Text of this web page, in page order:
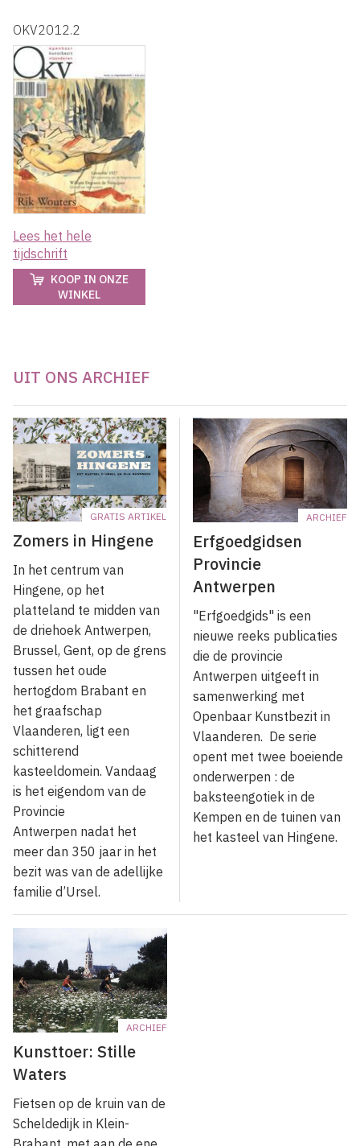
OKV2012.2
Lees het hele
tijdschrift
KOOP IN ONZE
WINKEL
UIT ONS ARCHIEF
GRATIS ARTIKEL
Zomers in Hingene
In het centrum van
Hingene, op het
platteland te midden van
de driehoek Antwerpen,
Brussel, Gent, op de grens
tussen het oude
hertogdom Brabant en
het graafschap
Vlaanderen, ligt een
schitterend
kasteeldomein. Vandaag
is het eigendom van de
Provincie
Antwerpen nadat het
meer dan 350 jaar in het
bezit was van de adellijke
familie d’Ursel.
ARCHIEF
Erfgoedgidsen
Provincie
Antwerpen
"Erfgoedgids" is een
nieuwe reeks publicaties
die de provincie
Antwerpen uitgeeft in
samenwerking met
Openbaar Kunstbezit in
Vlaanderen. De serie
opent met twee boeiende
onderwerpen : de
baksteengotiek in de
Kempen en de tuinen van
het kasteel van Hingene.
ARCHIEF
Kunsttoer: Stille
Waters
Fietsen op de kruin van de
Scheldedijk in Klein-